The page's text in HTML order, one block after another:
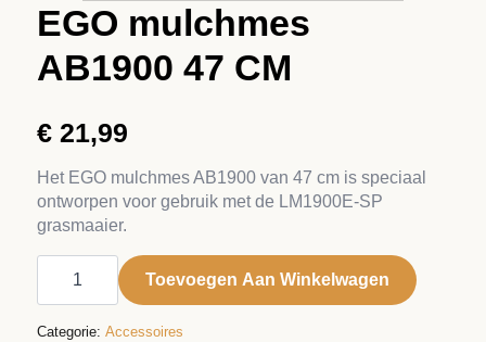
EGO mulchmes
AB1900 47 CM
€21,99
Het EGO mulchmes AB1900 van 47 cm is speciaal
ontworpen voor gebruik met de LM1900E-SP
grasmaaier.
EGO
mulchmes
CM
Toevoegen Aan Winkelwagen
Categorie: Accessoires